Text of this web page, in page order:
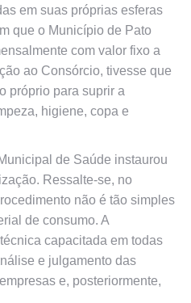
em suas próprias esferas
que o Município de Pato
com valor fixo a
ao Consórcio, tivesse que
próprio para suprir a
higiene, copa e
de Saúde instaurou
Ressalte-se, no
não é tão simples
de consumo. A
capacitada em todas
e julgamento das
e, posteriormente,